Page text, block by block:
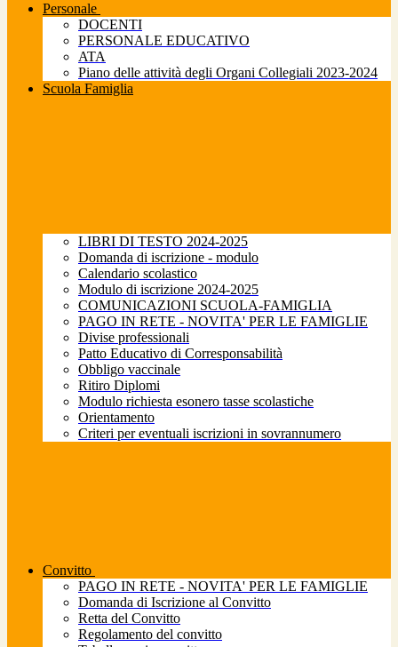
Personale
DOCENTI
PERSONALE EDUCATIVO
ATA
Piano delle attività degli Organi Collegiali 2023-2024
Scuola Famiglia
LIBRI DI TESTO 2024-2025
Domanda di iscrizione - modulo
Calendario scolastico
Modulo di iscrizione 2024-2025
COMUNICAZIONI SCUOLA-FAMIGLIA
PAGO IN RETE - NOVITA' PER LE FAMIGLIE
Divise professionali
Patto Educativo di Corresponsabilità
Obbligo vaccinale
Ritiro Diplomi
Modulo richiesta esonero tasse scolastiche
Orientamento
Criteri per eventuali iscrizioni in sovrannumero
Convitto
PAGO IN RETE - NOVITA' PER LE FAMIGLIE
Domanda di Iscrizione al Convitto
Retta del Convitto
Regolamento del convitto